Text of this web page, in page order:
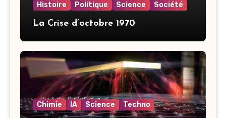
Histoire
Politique Science Société
La Crise d’octobre 1970
Chimie IA Science Techno